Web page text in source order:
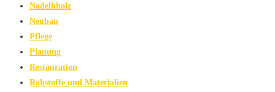
Nadelhholz
Neubau
Pflege
Planung
Restauration
Rohstoffe und Materialien